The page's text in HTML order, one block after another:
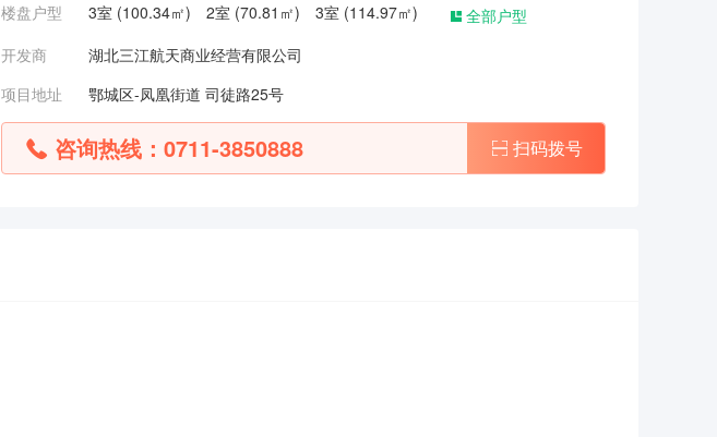
楼盘户型
3室 (100.34㎡) 2室 (70.81㎡) 3室 (114.97㎡)
全部户型
开发商
湖北三江航天商业经营有限公司
项目地址
鄂城区-凤凰街道 司徒路25号
扫码拨号
咨询热线： 0711-3850888